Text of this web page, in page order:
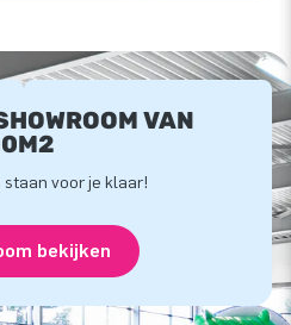
VAN
voor je klaar!
bekijken